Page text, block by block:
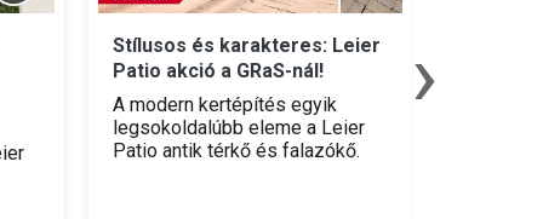
Stílusos és karakteres: Leier
Patio akció a GRaS-nál!
A modern kertépítés egyik
legsokoldalúbb eleme a Leier
Patio antik térkő és falazókő.
›